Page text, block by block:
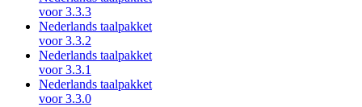
voor 3.3.3
Nederlands taalpakket
voor 3.3.2
Nederlands taalpakket
voor 3.3.1
Nederlands taalpakket
voor 3.3.0